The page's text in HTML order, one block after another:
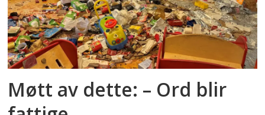
Møtt av dette: – Ord blir